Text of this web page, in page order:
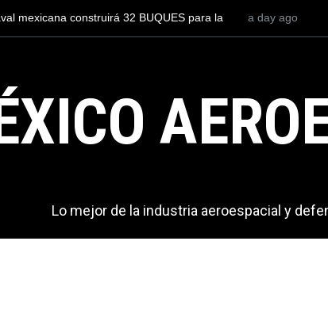
piloto para volar los nuevos C-130J mexicanos
México
del
a day ago
Lo mejor de la industria aeroespacial y